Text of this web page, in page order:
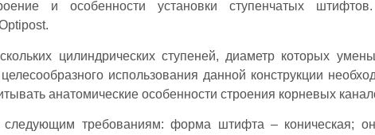
и особенности установки ступенчатых
цилиндрических ступеней, диаметр которых
использования данной конструкции
анатомические особенности строения корневых
требованиям: форма штифта – коническая; он